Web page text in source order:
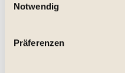
Notwendig
Präferenzen